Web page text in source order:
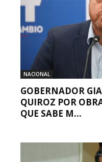
NACIONAL
GOBERNADOR
QUIROZ POR
QUE SABE M...